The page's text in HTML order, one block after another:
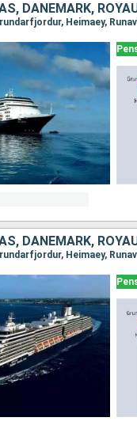
DANEMARK,
Heimaey,
DANEMARK,
Heimaey,